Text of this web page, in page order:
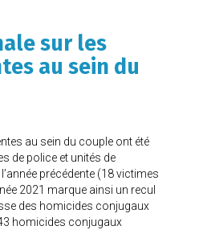
sur les
au sein du
au sein du couple ont été
de police et unités de
précédente (18 victimes
2021 marque ainsi un recul
des homicides conjugaux
homicides conjugaux